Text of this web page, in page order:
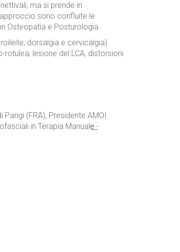
ma si prende in
sono confluite le
Osteopatia e Posturologia.
dorsalgia e cervicalgia)
lesione del LCA, distorsioni
(FRA), Presidente AMOI
in Terapia Manuale͟ -